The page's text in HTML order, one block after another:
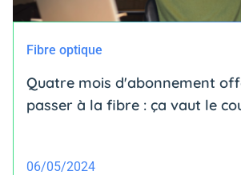
Fibre optique
Quatre mois d'abonnement
passer à la fibre : ça vaut le
06/05/2024